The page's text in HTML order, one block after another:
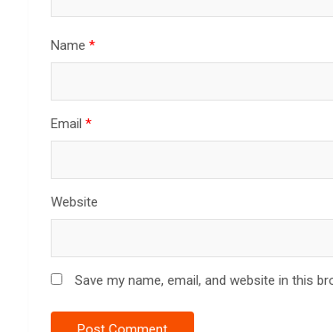
Name *
Email *
Website
Save my name, email, and website in this